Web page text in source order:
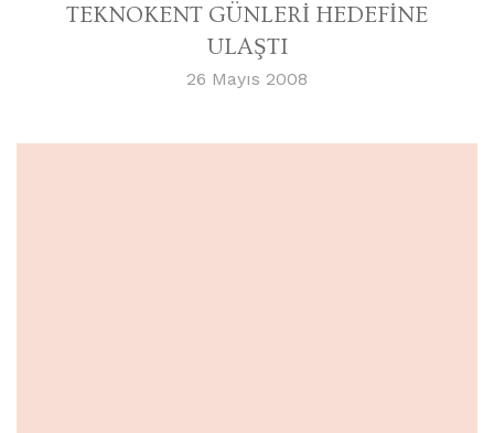
TEKNOKENT GÜNLERİ HEDEFİNE
ULAŞTI
26 Mayıs 2008